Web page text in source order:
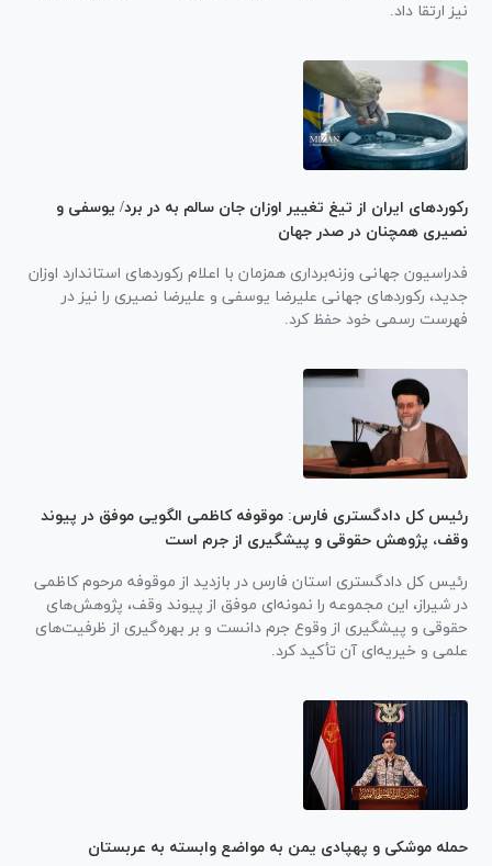
نیز ارتقا داد.
رکورد‌های ایران از تیغ تغییر اوزان جان سالم به در برد/ یوسفی و
نصیری همچنان در صدر جهان
فدراسیون جهانی وزنه‌برداری همزمان با اعلام رکورد‌های استاندارد اوزان
جدید، رکورد‌های جهانی علیرضا یوسفی و علیرضا نصیری را نیز در
فهرست رسمی خود حفظ کرد.
رئیس کل دادگستری فارس: موقوفه کاظمی الگویی موفق در پیوند
وقف، پژوهش حقوقی و پیشگیری از جرم است
رئیس کل دادگستری استان فارس در بازدید از موقوفه مرحوم کاظمی
در شیراز، این مجموعه را نمونه‌ای موفق از پیوند وقف، پژوهش‌های
حقوقی و پیشگیری از وقوع جرم دانست و بر بهره‌گیری از ظرفیت‌های
علمی و خیریه‌ای آن تأکید کرد.
حمله موشکی و پهپادی یمن به مواضع وابسته به عربستان